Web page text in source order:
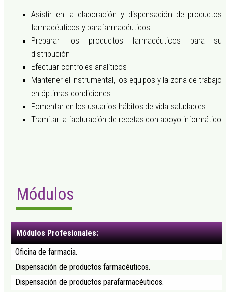
Asistir en la elaboración y dispensación de productos
farmacéuticos y parafarmacéuticos
Preparar los productos farmacéuticos para su
distribución
Efectuar controles analíticos
Mantener el instrumental, los equipos y la zona de trabajo
en óptimas condiciones
Fomentar en los usuarios hábitos de vida saludables
Tramitar la facturación de recetas con apoyo informático
Módulos
Módulos Profesionales:
Oficina de farmacia.
Dispensación de productos farmacéuticos.
Dispensación de productos parafarmacéuticos.